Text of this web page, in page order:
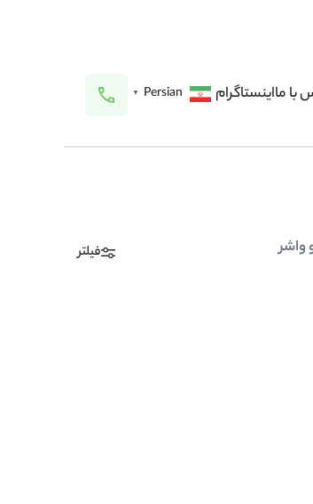
با مااینستاگرام Persian
▼
واشر فیلتر